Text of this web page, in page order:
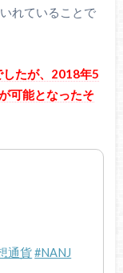
れていることで
したが、2018年5
可能となったそ
通貨#NANJ